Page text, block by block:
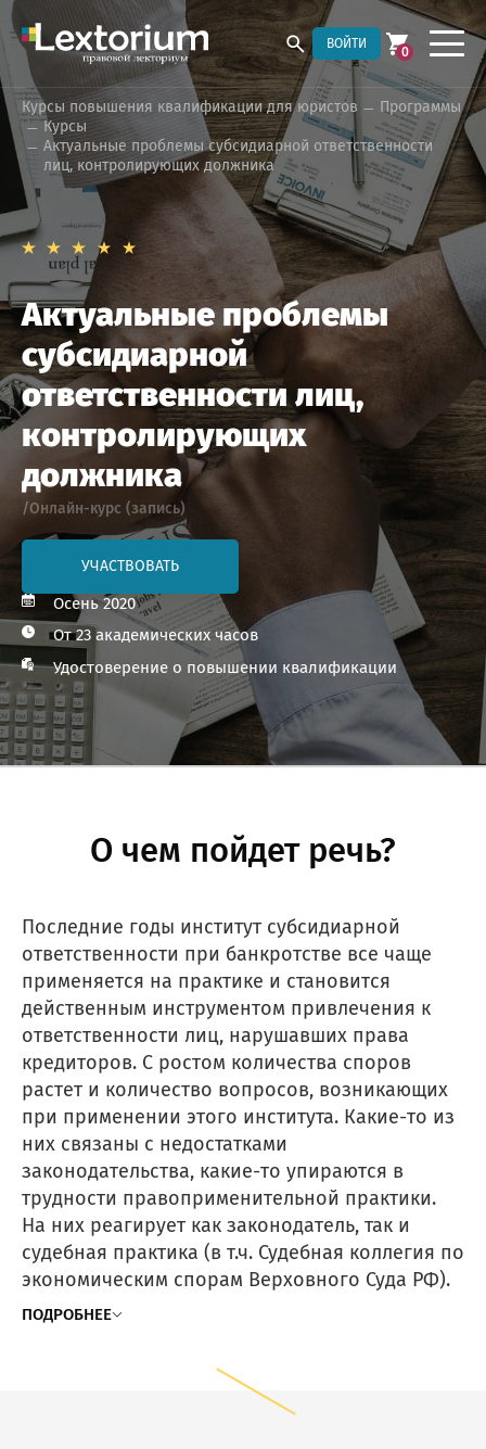
ВОЙТИ
0
Курсы повышения квалификации для юристов
Программы
Курсы
Актуальные проблемы субсидиарной ответственности
лиц, контролирующих должника
Актуальные проблемы
субсидиарной
ответственности лиц,
контролирующих
должника
/Онлайн-курс (запись)
УЧАСТВОВАТЬ
Осень 2020
От 23 академических часов
Удостоверение о повышении квалификации
О чем пойдет речь?
Последние годы институт субсидиарной
ответственности при банкротстве все чаще
применяется на практике и становится
действенным инструментом привлечения к
ответственности лиц, нарушавших права
кредиторов. С ростом количества споров
растет и количество вопросов, возникающих
при применении этого института. Какие-то из
них связаны с недостатками
законодательства, какие-то упираются в
трудности правоприменительной практики.
На них реагирует как законодатель, так и
судебная практика (в т.ч. Судебная коллегия по
экономическим спорам Верховного Суда РФ).
ПОДРОБНЕЕ